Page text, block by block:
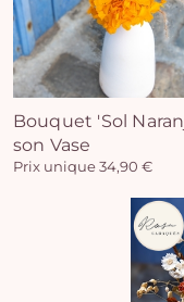
Bouquet 'Sol
son Vase
Prix unique 34,90 €